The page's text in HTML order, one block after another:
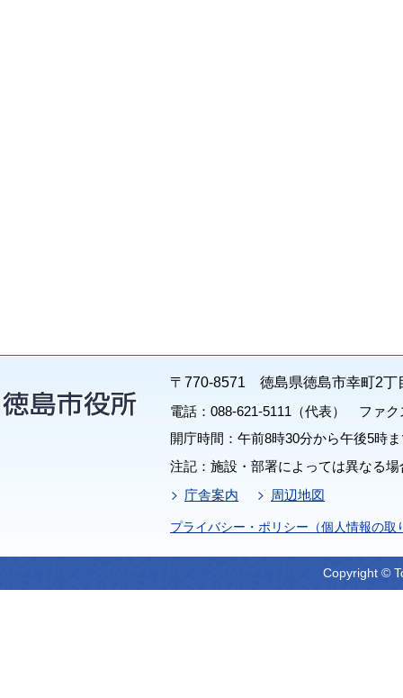
〒770-8571 徳島県徳島市幸町2丁
電話：088-621-5111（代表） ファク
開庁時間：午前8時30分から午後5時
注記：施設・部署によっては異なる
庁舎案内
周辺地図
プライバシー・ポリシー（個人情報の取
Copyright ©